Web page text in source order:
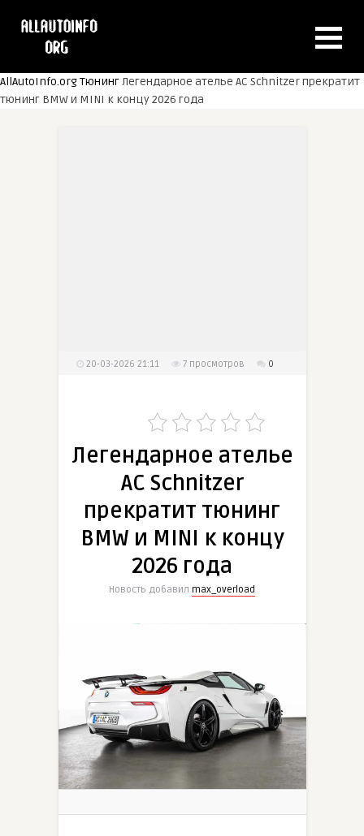
AllAutoInfo.orgТюнингЛегендарное ателье AC Schnitzer прекратит
тюнинг BMW и MINI к концу 2026 года
20-03-2026 21:11 7 просмотров 0
Легендарное ателье
AC Schnitzer
прекратит тюнинг
BMW и MINI к концу
2026 года
Новость добавил max_overload